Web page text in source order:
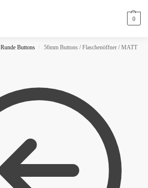
0
Runde Buttons / 56mm Buttons / Flaschenöffner / MATT